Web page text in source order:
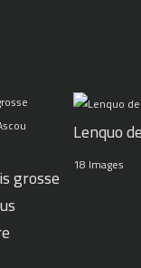
grosse
Lenquo
18 Images